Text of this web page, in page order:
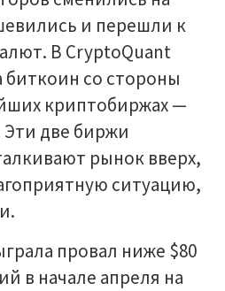
и перешли к
В CryptoQuant
биткоин со стороны
криптобиржах —
Эти две биржи
рынок вверх,
ситуацию,
провал ниже $80
в начале апреля на